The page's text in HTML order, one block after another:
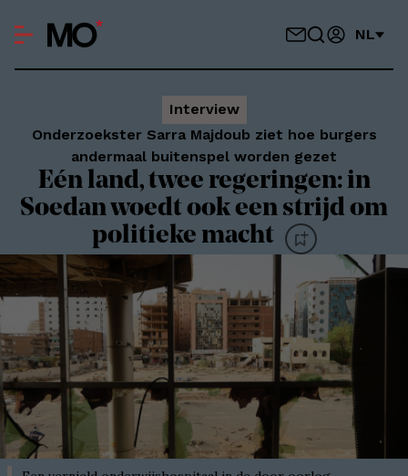
NL
Interview
Onderzoekster Sarra Majdoub ziet hoe burgers
andermaal buitenspel worden gezet
Eén land, twee regeringen: in
Soedan woedt ook een strijd om
politieke macht